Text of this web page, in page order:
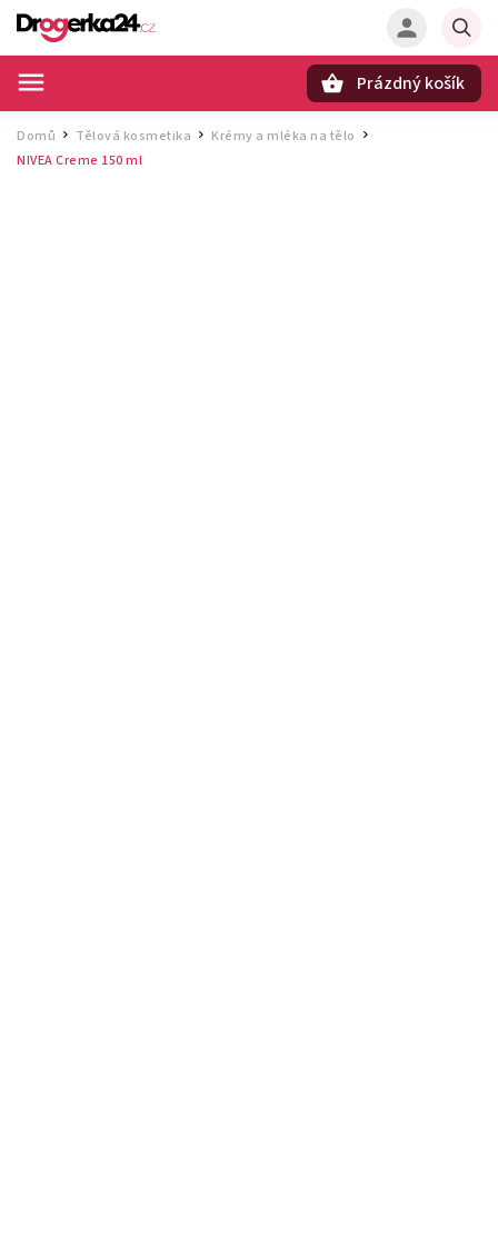
Prázdný košík
Domů / Tělová kosmetika / Krémy a mléka na tělo
NIVEA Creme 150 ml